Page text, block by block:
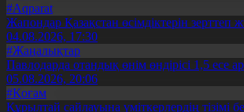
#Aqparat
Жапондар Қазақстан өсімдіктерін зерттеп
04.08.2026, 17:30
#Жаңалықтар
Павлодарда отандық өнім өндірісі 1,5 есе
05.08.2026, 20:06
#Қоғам
Құрылтай сайлауына үміткерлердің тізімі